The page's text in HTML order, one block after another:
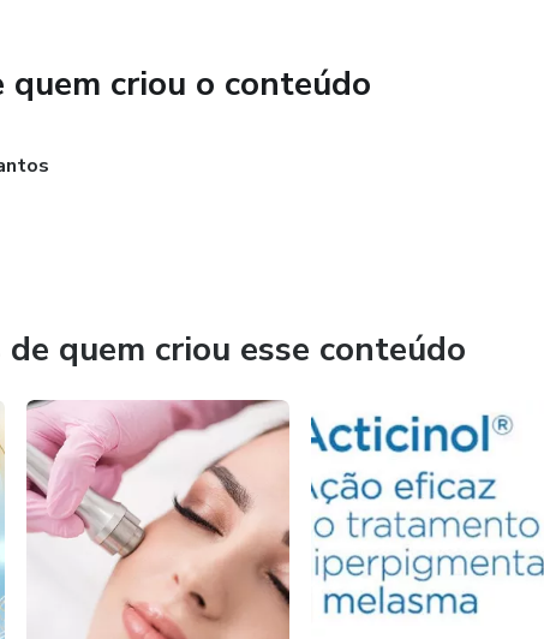
quem criou o conteúdo
quem criou esse conteúdo